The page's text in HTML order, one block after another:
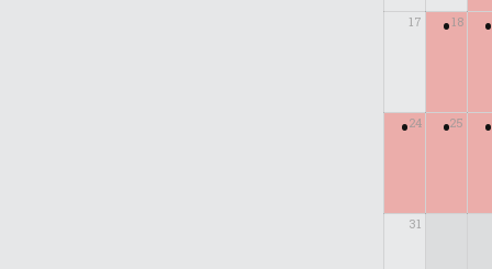
17 18
• •
24
• 25
• •
31